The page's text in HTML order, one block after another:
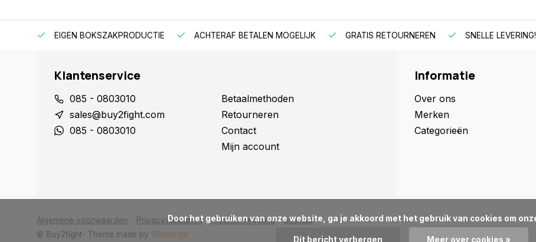
EIGEN BOKSZAKPRODUCTIE ACHTERAF BETALEN MOGELIJK GRATIS RETOURNEREN SNELLE LEVERING!
Klantenservice
085 - 0803010
sales@buy2fight.com
085 - 0803010
Betaalmethoden
Retourneren
Contact
Mijn account
Informatie
Over ons
Merken
Categorieën
Algemene voorwaarden Privacyverklaring Klachtenregeling
Sitemap
© Buy2fight- Theme made by Webdinge
      Door het gebruiken van onze website, ga je akkoord met het gebruik van cookies om onze website te verbeteren.
Dit bericht verbergen Meer over cookies »